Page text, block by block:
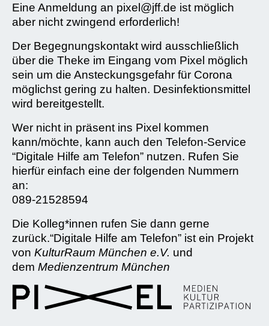
Eine Anmeldung an pixel@jff.de ist möglich
aber nicht zwingend erforderlich!
Der Begegnungskontakt wird ausschließlich
über die Theke im Eingang vom Pixel möglich
sein um die Ansteckungsgefahr für Corona
möglichst gering zu halten. Desinfektionsmittel
wird bereitgestellt.
Wer nicht in präsent ins Pixel kommen
kann/möchte, kann auch den Telefon-Service
“Digitale Hilfe am Telefon” nutzen. Rufen Sie
hierfür einfach eine der folgenden Nummern
an:
089-21528594
Die Kolleg*innen rufen Sie dann gerne
zurück.“Digitale Hilfe am Telefon” ist ein Projekt
von KulturRaum München e.V. und
dem Medienzentrum München